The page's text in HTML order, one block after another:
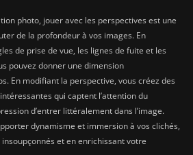
photo, jouer avec les perspectives est une
de la profondeur à vos images. En
de prise de vue, les lignes de fuite et les
pouvez donner une dimension
En modifiant la perspective, vous créez des
qui captent l’attention du
d’entrer littéralement dans l’image.
dynamisme et immersion à vos clichés,
et en enrichissant votre